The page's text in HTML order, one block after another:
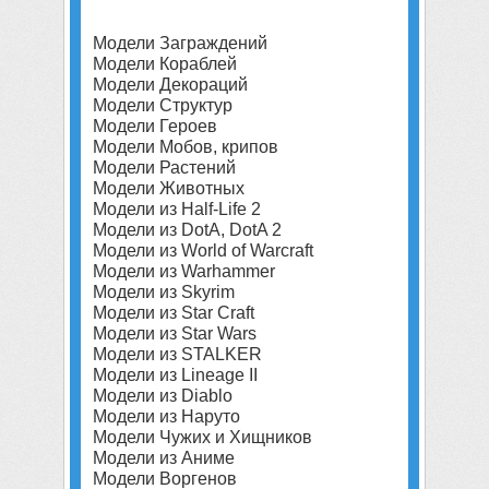
Модели Заграждений
Модели Кораблей
Модели Декораций
Модели Структур
Модели Героев
Модели Мобов, крипов
Модели Растений
Модели Животных
Модели из Half-Life 2
Модели из DotA, DotA 2
Модели из World of Warcraft
Модели из Warhammer
Модели из Skyrim
Модели из Star Craft
Модели из Star Wars
Модели из STALKER
Модели из Lineage II
Модели из Diablo
Модели из Наруто
Модели Чужих и Хищников
Модели из Аниме
Модели Воргенов